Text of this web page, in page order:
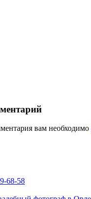
вам необходимо
68-58